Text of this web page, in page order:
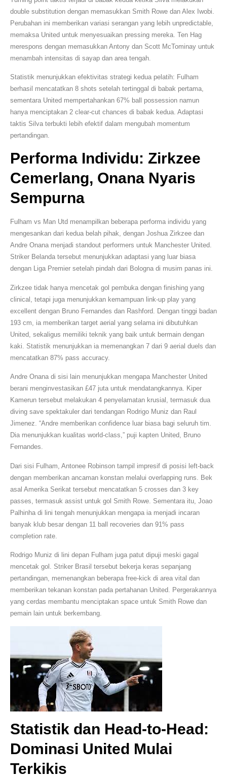
double substitution dengan memasukkan Smith Rowe dan Alex Iwobi.
Perubahan ini memberikan variasi serangan yang lebih unpredictable,
memaksa United untuk menyesuaikan pressing mereka. Ten Hag
merespons dengan memasukkan Antony dan Scott McTominay untuk
menambah intensitas di sayap dan area tengah.
Statistik menunjukkan efektivitas strategi kedua pelatih: Fulham
berhasil mencatatkan 8 shots setelah tertinggal di babak pertama,
sementara United mempertahankan 67% ball possession namun
hanya menciptakan 2 clear-cut chances di babak kedua. Adaptasi
taktis Silva terbukti lebih efektif dalam mengubah momentum
pertandingan.
Performa Individu: Zirkzee
Cemerlang, Onana Nyaris
Sempurna
Fulham vs Man Utd menampilkan beberapa performa individu yang
mengesankan dari kedua belah pihak, dengan Joshua Zirkzee dan
Andre Onana menjadi standout performers untuk Manchester United.
Striker Belanda tersebut menunjukkan adaptasi yang luar biasa
dengan Liga Premier setelah pindah dari Bologna di musim panas ini.
Zirkzee tidak hanya mencetak gol pembuka dengan finishing yang
clinical, tetapi juga menunjukkan kemampuan link-up play yang
excellent dengan Bruno Fernandes dan Rashford. Dengan tinggi badan
193 cm, ia memberikan target aerial yang selama ini dibutuhkan
United, sekaligus memiliki teknik yang baik untuk bermain dengan
kaki. Statistik menunjukkan ia memenangkan 7 dari 9 aerial duels dan
mencatatkan 87% pass accuracy.
Andre Onana di sisi lain menunjukkan mengapa Manchester United
berani menginvestasikan £47 juta untuk mendatangkannya. Kiper
Kamerun tersebut melakukan 4 penyelamatan krusial, termasuk dua
diving save spektakuler dari tendangan Rodrigo Muniz dan Raul
Jimenez. “Andre memberikan confidence luar biasa bagi seluruh tim.
Dia menunjukkan kualitas world-class,” puji kapten United, Bruno
Fernandes.
Dari sisi Fulham, Antonee Robinson tampil impresif di posisi left-back
dengan memberikan ancaman konstan melalui overlapping runs. Bek
asal Amerika Serikat tersebut mencatatkan 5 crosses dan 3 key
passes, termasuk assist untuk gol Smith Rowe. Sementara itu, Joao
Palhinha di lini tengah menunjukkan mengapa ia menjadi incaran
banyak klub besar dengan 11 ball recoveries dan 91% pass
completion rate.
Rodrigo Muniz di lini depan Fulham juga patut dipuji meski gagal
mencetak gol. Striker Brasil tersebut bekerja keras sepanjang
pertandingan, memenangkan beberapa free-kick di area vital dan
memberikan tekanan konstan pada pertahanan United. Pergerakannya
yang cerdas membantu menciptakan space untuk Smith Rowe dan
pemain lain untuk berkembang.
Statistik dan Head-to-Head:
Dominasi United Mulai
Terkikis